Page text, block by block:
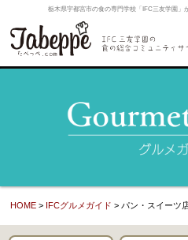
栃木県宇都宮市の食の専門学校「IFC三友学園」
HOME > IFCグルメガイド > パン・スイーツ